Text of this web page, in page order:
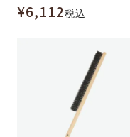
¥6,112税込